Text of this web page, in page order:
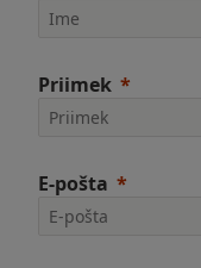
Priimek
E-pošta